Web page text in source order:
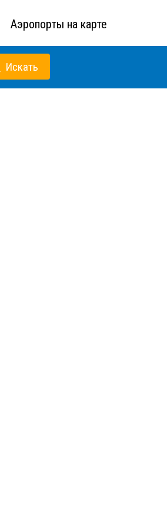
Аэропорты на карте
Искать